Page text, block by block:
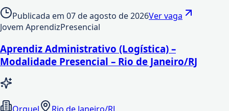
Publicada em 07 de agosto de 2026Ver vaga
Jovem AprendizPresencial
Aprendiz Administrativo (Logística) –
Modalidade Presencial – Rio de Janeiro/RJ